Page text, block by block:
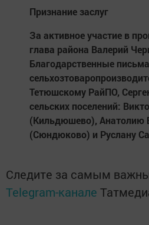
Признание заслуг
За активное участие в
глава района Валерий
Благодарственные
Тетюшскому РайПО,
сельских поселений:
(Кильдюшево), Анатолию
(Сюндюково) и Руслану
Следите за самым
Telegram-канале